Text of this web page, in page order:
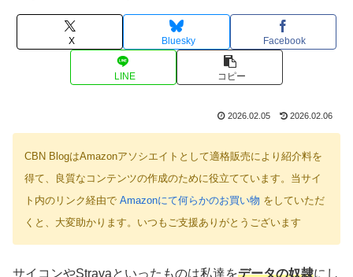
X Bluesky Facebook
LINE コピー
2026.02.05 2026.02.06
CBN BlogはAmazonアソシエイトとして適格販売により紹介料を
得て、良質なコンテンツの作成のために役立てています。当サイ
ト内のリンク経由で Amazonにて何らかのお買い物 をしていただ
くと、大変助かります。いつもご支援ありがとうございます
サイコンやStravaといったものは私達をデータの奴隷にし